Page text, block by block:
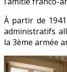
À partir de
administratifs
la 3ème armée